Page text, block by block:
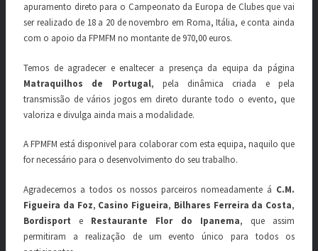
apuramento direto para o Campeonato da Europa de Clubes que vai
ser realizado de 18 a 20 de novembro em Roma, Itália, e conta ainda
com o apoio da FPMFM no montante de 970,00 euros.
Temos de agradecer e enaltecer a presença da equipa da página
Matraquilhos de Portugal, pela dinâmica criada e pela
transmissão de vários jogos em direto durante todo o evento, que
valoriza e divulga ainda mais a modalidade.
A FPMFM está disponivel para colaborar com esta equipa, naquilo que
for necessário para o desenvolvimento do seu trabalho.
Agradecemos a todos os nossos parceiros nomeadamente á C.M.
Figueira da Foz, Casino Figueira, Bilhares Ferreira da Costa,
Bordisport e Restaurante Flor do Ipanema, que assim
permitiram a realização de um evento único para todos os